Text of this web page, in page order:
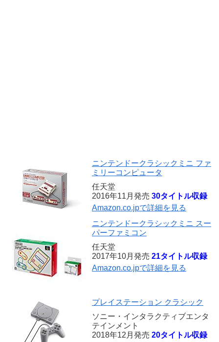
ニンテンドークラシックミニ ファ
ミリーコンピュータ
任天堂
2016年11月発売 30タイトル収録
Amazon.co.jpで詳細を見る
ニンテンドークラシックミニ スー
パーファミコン
任天堂
2017年10月発売 21タイトル収録
Amazon.co.jpで詳細を見る
プレイステーション クラシック
ソニー・インタラクティブエンタ
テインメント
2018年12月発売 20タイトル収録